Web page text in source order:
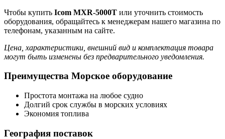
Чтобы купить Icom MXR-5000T или уточнить стоимость
оборудования, обращайтесь к менеджерам нашего магазина по
телефонам, указанным на сайте.
Цена, характеристики, внешний вид и комплектация товара
могут быть изменены без предварительного уведомления.
Преимущества Морское оборудование
Простота монтажа на любое судно
Долгий срок службы в морских условиях
Экономия топлива
География поставок